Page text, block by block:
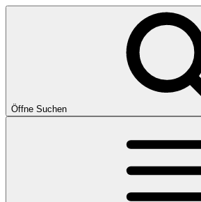
Öffne Suchen